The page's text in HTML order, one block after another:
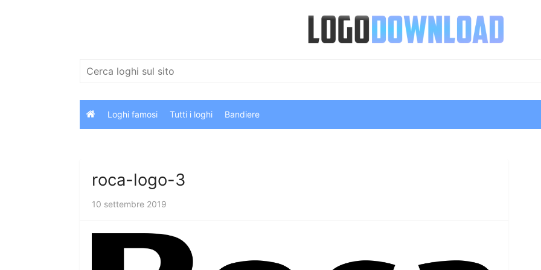
Cerca:
Loghi famosi Tutti i loghi Bandiere
roca-logo-3
10 settembre 2019